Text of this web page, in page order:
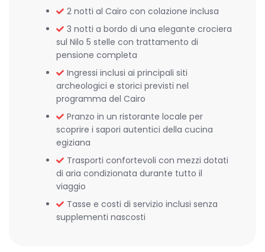
2 notti al Cairo con colazione inclusa
3 notti a bordo di una elegante crociera
sul Nilo 5 stelle con trattamento di
pensione completa
Ingressi inclusi ai principali siti
archeologici e storici previsti nel
programma del Cairo
Pranzo in un ristorante locale per
scoprire i sapori autentici della cucina
egiziana
Trasporti confortevoli con mezzi dotati
di aria condizionata durante tutto il
viaggio
Tasse e costi di servizio inclusi senza
supplementi nascosti